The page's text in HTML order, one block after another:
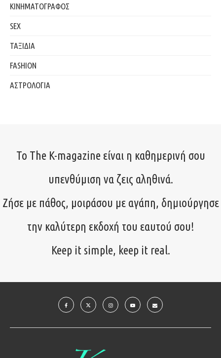
ΚΙΝΗΜΑΤΟΓΡΑΦΟΣ
SEX
ΤΑΞΙΔΙΑ
FASHION
ΑΣΤΡΟΛΟΓΙΑ
Το The K-magazine είναι η καθημερινή σου
υπενθύμιση να ζεις αληθινά.
Ζήσε με πάθος, μοιράσου με αγάπη, δημιούργησε
την καλύτερη εκδοχή του εαυτού σου!
Keep it simple, keep it real.